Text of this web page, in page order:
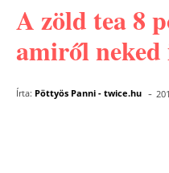
A zöld tea 8
amiről
Írta: Pöttyös Panni - twice.hu -